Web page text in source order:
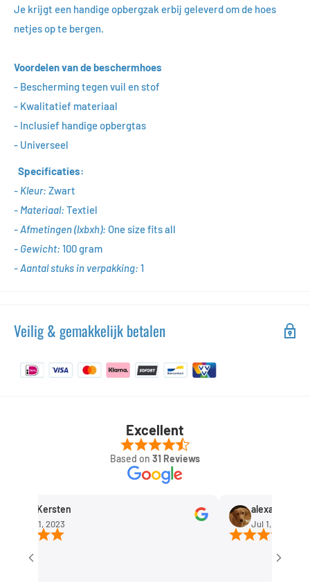
Je krijgt een handige opbergzak erbij geleverd om de hoes
netjes op te bergen.
Voordelen van de beschermhoes
- Bescherming tegen vuil en stof
- Kwalitatief materiaal
- Inclusief handige opbergtas
- Universeel
Specificaties:
- Kleur: Zwart
- Materiaal: Textiel
- Afmetingen (lxbxh): One size fits all
- Gewicht: 100 gram
- Aantal stuks in verpakking: 1
Veilig & gemakkelijk betalen
Excellent
Based on 31 Reviews
Rob Kersten
Sep 11, 2023
alexandra
Jul 1, 2023